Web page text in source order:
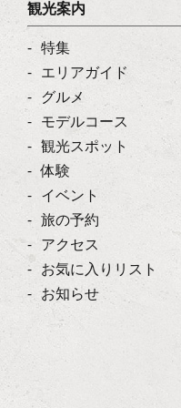
観光案内
特集
エリアガイド
グルメ
モデルコース
観光スポット
体験
イベント
旅の予約
アクセス
お気に入りリスト
お知らせ